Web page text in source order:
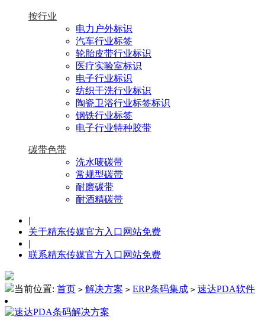
按行业
电力户外标识
汽车行业标签
轮胎皮带行业标识
医疗实验室标识
电子行业标识
纺织干洗行业标识
陶瓷卫浴行业标签标识
钢铁行业标签
电子行业特种胶带
碳带色带
洗水唛碳带
常规型碳带
耐磨碳带
耐酒精碳带
|
关于精东传媒官方入口网站免费
|
联系精东传媒官方入口网站免费
当前位置: 首页 > 解决方案 > ERP条码集成 > 速达PDA软件